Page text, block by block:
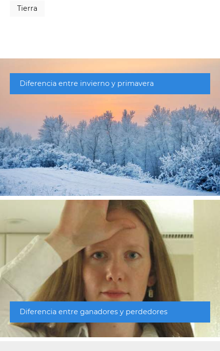
Tierra
Diferencia entre invierno y primavera
Diferencia entre ganadores y perdedores